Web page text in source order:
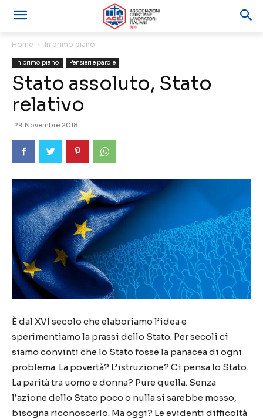
Home In primo piano
In primo piano Pensieri e parole
Stato assoluto, Stato
relativo
29 Novembre 2018
È dal XVI secolo che elaboriamo l’idea e
sperimentiamo la prassi dello Stato. Per secoli ci
siamo convinti che lo Stato fosse la panacea di ogni
problema. La povertà? L’istruzione? Ci pensa lo Stato.
La parità tra uomo e donna? Pure quella. Senza
l’azione dello Stato poco o nulla si sarebbe mosso,
bisogna riconoscerlo. Ma oggi? Le evidenti difficoltà